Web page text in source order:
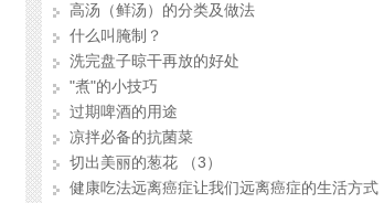
高汤（鲜汤）的分类及做法
什么叫腌制？
洗完盘子晾干再放的好处
"煮"的小技巧
过期啤酒的用途
凉拌必备的抗菌菜
切出美丽的葱花 （3）
健康吃法远离癌症让我们远离癌症的生活方式